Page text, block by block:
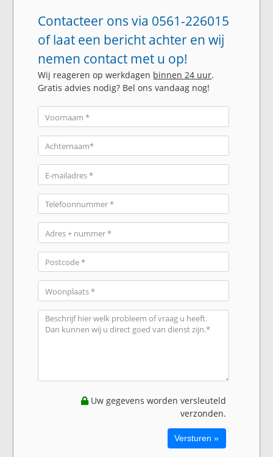
Contacteer ons via 0561-226015
of laat een bericht achter en wij
nemen contact met u op!
Wij reageren op werkdagen binnen 24 uur.
Gratis advies nodig? Bel ons vandaag nog!
Uw gegevens worden versleuteld
verzonden.